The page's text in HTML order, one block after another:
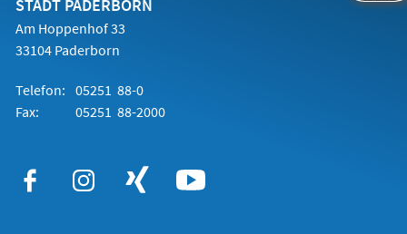
STADT PADERBORN
Am Hoppenhof 33
33104 Paderborn
Telefon: 05251 88-0
Fax:
05251 88-2000